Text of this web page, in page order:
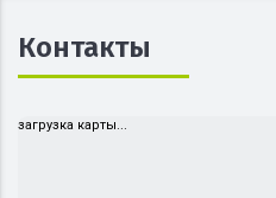
Контакты
загрузка карты...